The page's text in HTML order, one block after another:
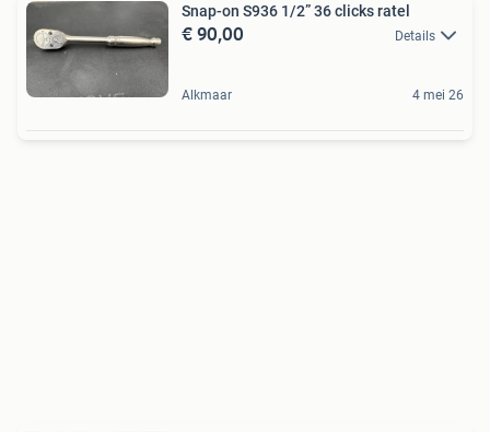
Snap-on S936 1/2” 36 clicks ratel
€ 90,00 Details
Alkmaar 4 mei 26